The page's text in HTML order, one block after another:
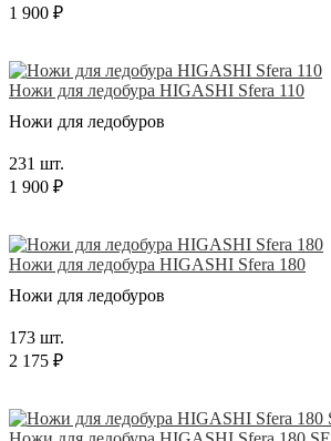
1 900 ₽
Ножи для ледобура HIGASHI Sfera 110
Ножи для ледобуров
231 шт.
1 900 ₽
Ножи для ледобура HIGASHI Sfera 180
Ножи для ледобуров
173 шт.
2 175 ₽